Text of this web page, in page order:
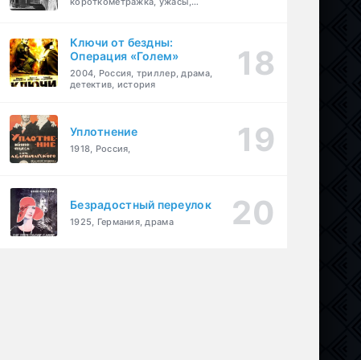
Ключи от бездны:
Операция «Голем»
2004, Россия, триллер, драма,
детектив, история
Уплотнение
1918, Россия,
Безрадостный переулок
1925, Германия, драма